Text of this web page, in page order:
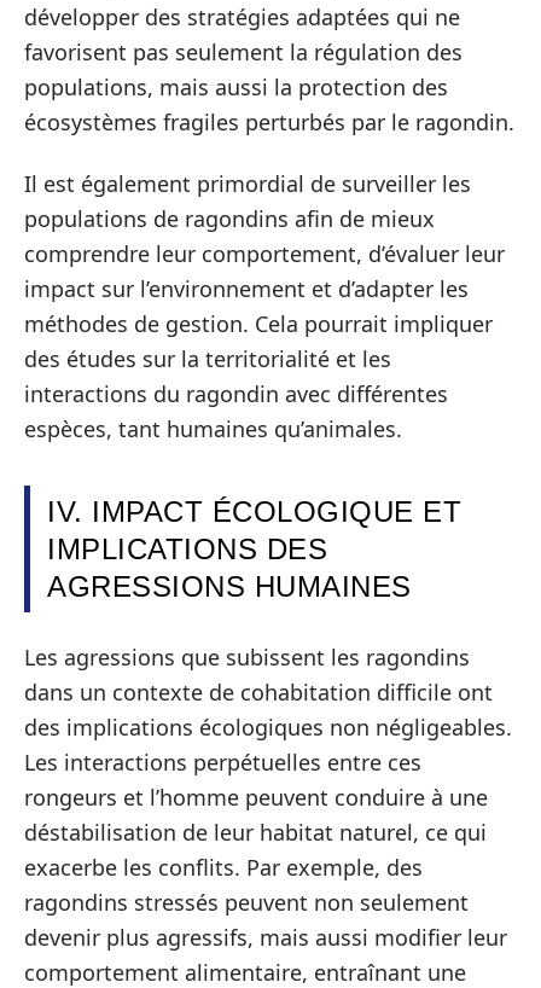
développer des stratégies adaptées qui ne
favorisent pas seulement la régulation des
populations, mais aussi la protection des
écosystèmes fragiles perturbés par le ragondin.
Il est également primordial de surveiller les
populations de ragondins afin de mieux
comprendre leur comportement, d’évaluer leur
impact sur l’environnement et d’adapter les
méthodes de gestion. Cela pourrait impliquer
des études sur la territorialité et les
interactions du ragondin avec différentes
espèces, tant humaines qu’animales.
IV. IMPACT ÉCOLOGIQUE ET
IMPLICATIONS DES
AGRESSIONS HUMAINES
Les agressions que subissent les ragondins
dans un contexte de cohabitation difficile ont
des implications écologiques non négligeables.
Les interactions perpétuelles entre ces
rongeurs et l’homme peuvent conduire à une
déstabilisation de leur habitat naturel, ce qui
exacerbe les conflits. Par exemple, des
ragondins stressés peuvent non seulement
devenir plus agressifs, mais aussi modifier leur
comportement alimentaire, entraînant une